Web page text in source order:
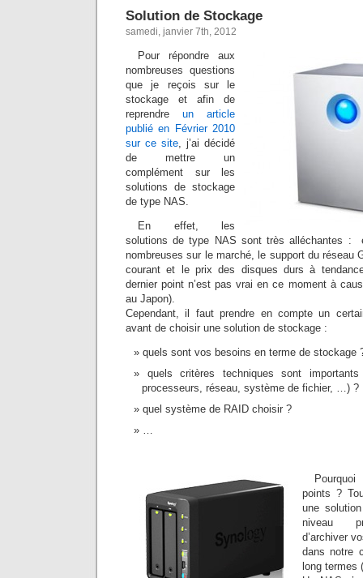
Solution de Stockage
samedi, janvier 7th, 2012
Pour répondre aux
nombreuses questions
que je reçois sur le
stockage et afin de
reprendre un article
publié en Février 2010
sur ce site, j’ai décidé
de mettre un
complément sur les
solutions de stockage
de type NAS.
En effet, les
solutions de type NAS sont très alléchantes :
nombreuses sur le marché, le support du réseau
courant et le prix des disques durs à
dernier point n’est pas vrai en ce moment à
au Japon).
Cependant, il faut prendre en compte un
avant de choisir une solution de stockage :
quels sont vos besoins en terme de stockage
quels critères techniques sont
processeurs, réseau, système de fichier, …) ?
quel système de RAID choisir ?
…
points ?
une
niveau
d’archiver
dans notre
long termes